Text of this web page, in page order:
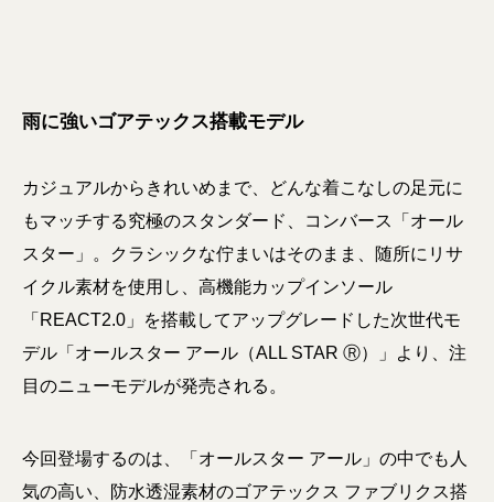
雨に強いゴアテックス搭載モデル
カジュアルからきれいめまで、どんな着こなしの足元に
もマッチする究極のスタンダード、コンバース「オール
スター」。クラシックな佇まいはそのまま、随所にリサ
イクル素材を使用し、高機能カップインソール
「REACT2.0」を搭載してアップグレードした次世代モ
デル「オールスター アール（ALL STAR Ⓡ）」より、注
目のニューモデルが発売される。
今回登場するのは、「オールスター アール」の中でも人
気の高い、防水透湿素材のゴアテックス ファブリクス搭